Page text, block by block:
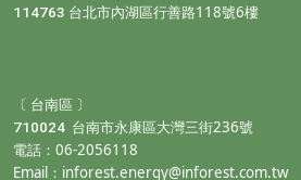
114763 台北市內湖區行善路118號6樓
〔 台南區 〕
710024 台南市永康區大灣三街236號
電話： 06-2056118
Email： inforest.energy@inforest.com.tw